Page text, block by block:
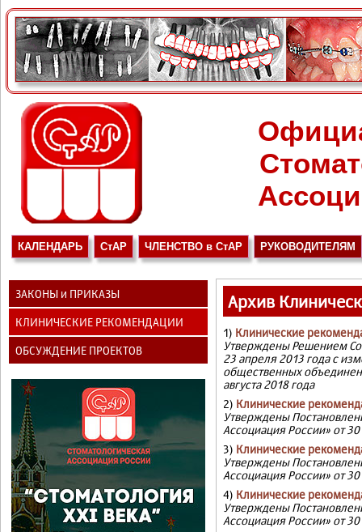
КАЛЕНДАРЬ СтАР ЧЛЕНСТВО в СтАР РУКОВОДИТЕЛЯМ
ЗАКОНЫ и ПРИКАЗЫ
КЛИНИЧЕСКИЕ РЕКОМЕНДАЦИИ
ОБСУЖДЕНИЕ ПРОЕКТОВ
Архив
1) Клинические
Утверждены Решением
23 апреля 2013 года с
общественных
августа 2018 года
2) Клинические
Утверждены
Ассоциация России» от
3) Клинические
Утверждены
Ассоциация России» от
4) Клинические
Утверждены
Ассоциация России» от